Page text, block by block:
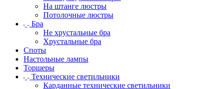
На штанге люстры
Потолочные люстры
Бра
Не хрустальные бра
Хрустальные бра
Споты
Настольные лампы
Торшеры
Технические светильники
Карданные технические светильники